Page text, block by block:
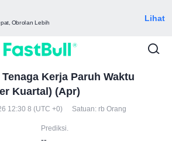
Obrolan Lebih
Lihat
Kerja Paruh Waktu
Kuartal) (Apr)
12:30 8 (UTC +0) Satuan: rb Orang
Prediksi.
--